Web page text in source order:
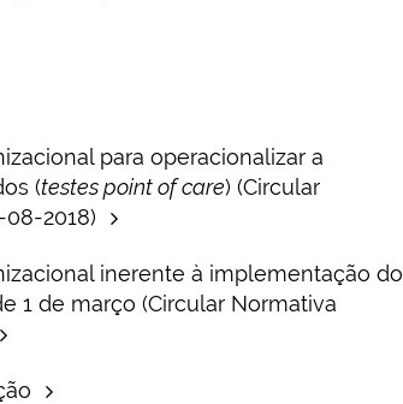
para operacionalizar a
(testes point of care) (Circular
2018)
inerente à implementação do
1 de março (Circular Normativa